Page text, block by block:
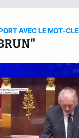
AVEC LE MOT-CLE